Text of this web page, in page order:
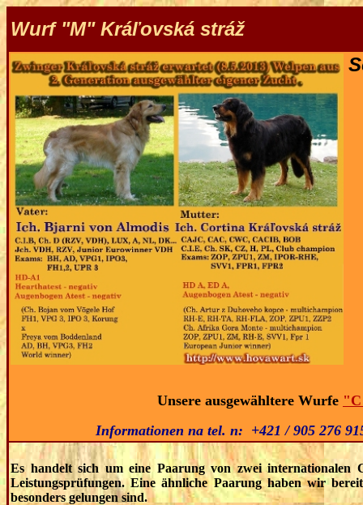
Wurf "M" Kráľovská stráž
Unsere ausgewähltere Wurfe
Informationen na tel. n: +421 / 905 276
Es handelt sich um eine Paarung von zwei internationalen
Leistungsprüfungen. Eine ähnliche Paarung haben wir
besonders gelungen sind.